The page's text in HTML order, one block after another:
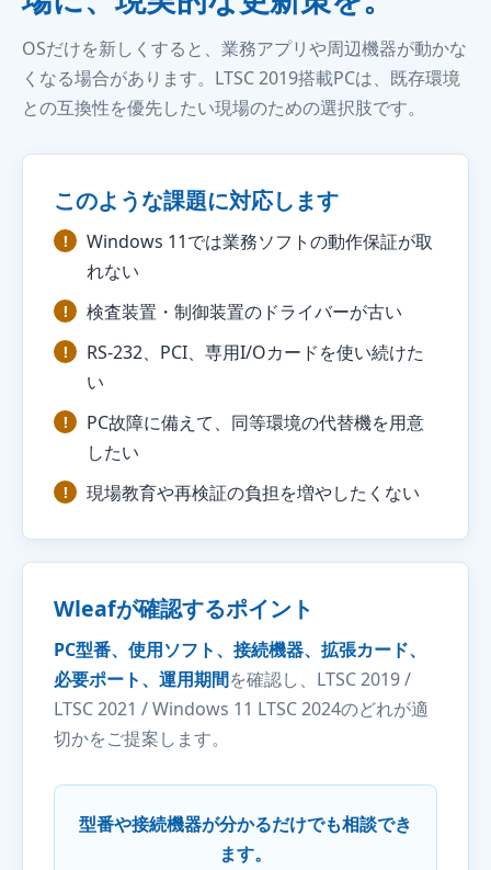
OSだけを新しくすると、業務アプリや周辺機器が動かな
くなる場合があります。LTSC 2019搭載PCは、既存環境
との互換性を優先したい現場のための選択肢です。
このような課題に対応します
Windows 11では業務ソフトの動作保証が取
れない
検査装置・制御装置のドライバーが古い
RS-232、PCI、専用I/Oカードを使い続けた
い
PC故障に備えて、同等環境の代替機を用意
したい
現場教育や再検証の負担を増やしたくない
Wleafが確認するポイント
PC型番、使用ソフト、接続機器、拡張カード、
必要ポート、運用期間を確認し、LTSC 2019 /
LTSC 2021 / Windows 11 LTSC 2024のどれが適
切かをご提案します。
型番や接続機器が分かるだけでも相談でき
ます。